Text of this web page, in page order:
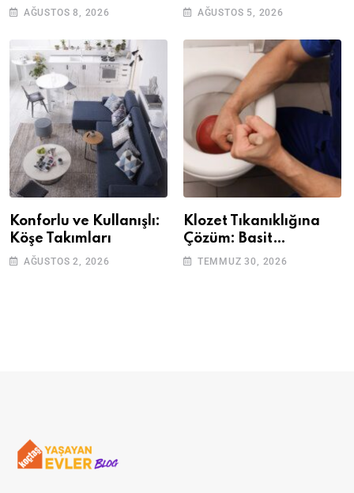
AĞUSTOS 8, 2026
Yöntemleri
AĞUSTOS 5, 2026
Konforlu ve Kullanışlı:
Köşe Takımları
AĞUSTOS 2, 2026
Klozet Tıkanıklığına
Çözüm: Basit
Adımlarla Klozetinizi
TEMMUZ 30, 2026